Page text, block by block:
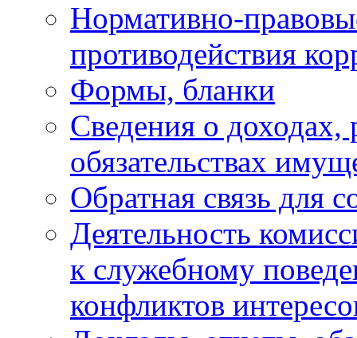
Нормативно-
противодействия
Формы, бланки
Сведения о доходах,
обязательствах
Обратная связь для
Деятельность
к служебному
конфликтов